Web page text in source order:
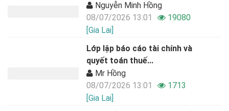
Nguyễn Minh Hồng
08/07/2026 13:01
19080
[Gia Lai]
Lớp lập báo cáo tài chính và
quyết toán thuế...
Mr Hồng
08/07/2026 13:01
1713
[Gia Lai]